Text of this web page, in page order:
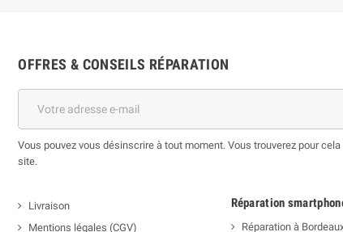
OFFRES & CONSEILS RÉPARATION
Vous pouvez vous désinscrire à tout moment. Vous trouverez pour
site.
Livraison
Mentions légales (CGV)
Réparation
Réparation à